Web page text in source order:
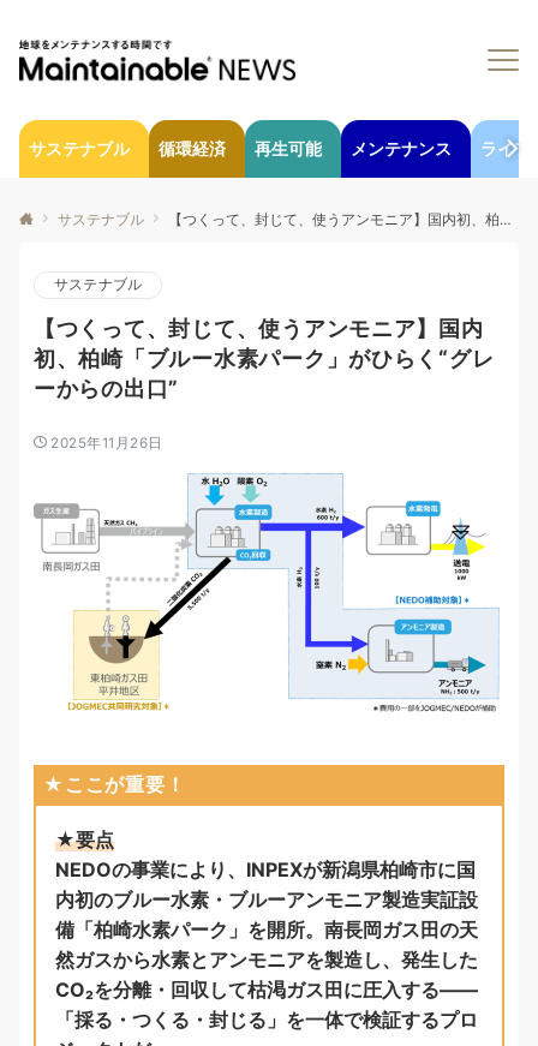
サステナブル 循環経済 再生可能 メンテナンス ライフ
サステナブル 【つくって、封じて、使うアンモニア】国内初、柏崎「ブルー水素パーク」がひらく“グレーからの出口”
サステナブル
【つくって、封じて、使うアンモニア】国内
初、柏崎「ブルー水素パーク」がひらく“グレ
ーからの出口”
2025年11月26日
★ここが重要！
★要点
NEDOの事業により、INPEXが新潟県柏崎市に国
内初のブルー水素・ブルーアンモニア製造実証設
備「柏崎水素パーク」を開所。南長岡ガス田の天
然ガスから水素とアンモニアを製造し、発生した
CO₂を分離・回収して枯渇ガス田に圧入する——
「採る・つくる・封じる」を一体で検証するプロ